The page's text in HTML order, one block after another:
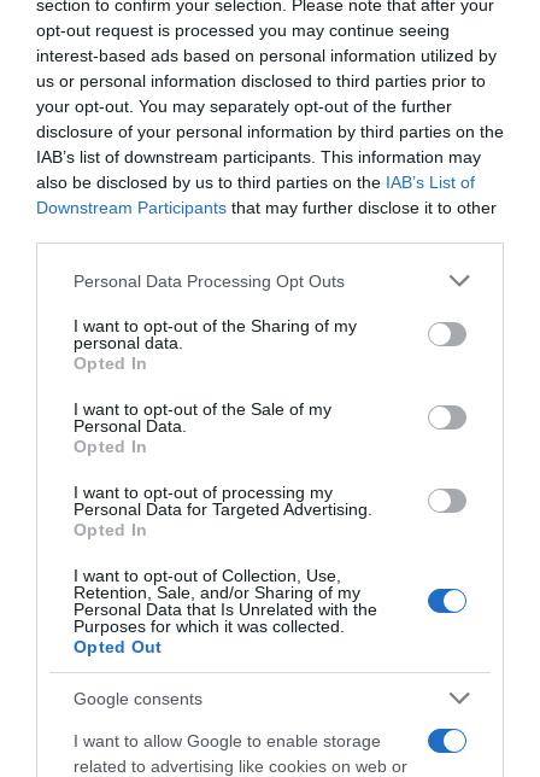
section to confirm your selection. Please note that after your
opt-out request is processed you may continue seeing
interest-based ads based on personal information utilized by
us or personal information disclosed to third parties prior to
your opt-out. You may separately opt-out of the further
disclosure of your personal information by third parties on the
IAB’s list of downstream participants. This information may
also be disclosed by us to third parties on the IAB’s List of
Downstream Participants that may further disclose it to other
Please note that this website/app uses one or more Google
not limited to your visit or usage behaviour. You may click to
grant or deny consent to Google and its third-party tags to
use your data for below specified purposes in below Google
consent section.
Personal Data Processing Opt Outs
I want to opt-out of the Sharing of my
personal data.
Opted In
I want to opt-out of the Sale of my
Personal Data.
Opted In
I want to opt-out of processing my
Personal Data for Targeted Advertising.
Opted In
I want to opt-out of Collection, Use,
Retention, Sale, and/or Sharing of my
Personal Data that Is Unrelated with the
Purposes for which it was collected.
Opted Out
Google consents
I want to allow Google to enable storage
related to advertising like cookies on web or
„A rendszeres mozgás fontos, mert máshoz van szokva a
szervezetem, mint egy átlagemberé. Ha nem kardiózom
minimum napi egy-másfél órát, az meglátszik a
súlyomon” – magyarázta.
Jelenleg a kutyáival készül egy különleges
világbajnokságra, ahol a fajta legkiválóbb példányait
keresik.
„Összegezve: boldog vagyok, és világbajnokságra
készülök a kutyáimmal, ahol a fajta legkiválóbb
példányait keresik, amelyek a legalkalmasabbak a
tenyésztésre. Júniusban újra ringbe lépünk” – mondta
lelkesen.
Megosztás: Facebook Twitter Pinterest
Címkék: házasság, ,
Korábbi bejegyzések
HASONLÓ BEJEGYZÉSEK